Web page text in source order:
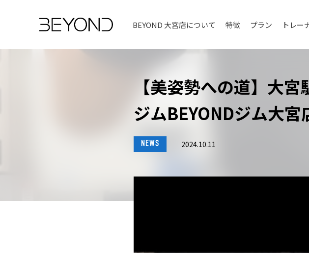
BEYOND 大宮店について 特徴 プラン トレー
【美姿勢への道】大
ジムBEYONDジム大宮
NEWS 2024.10.11